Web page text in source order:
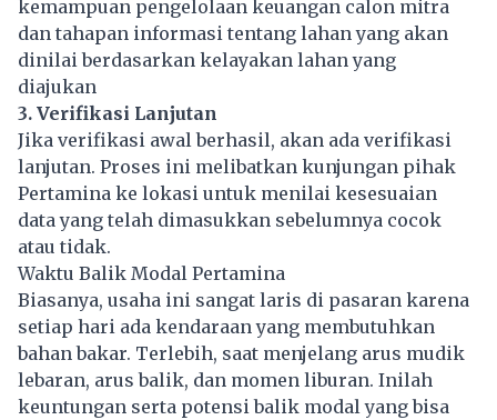
kemampuan pengelolaan keuangan calon mitra
dan tahapan informasi tentang lahan yang akan
dinilai berdasarkan kelayakan lahan yang
diajukan
3. Verifikasi Lanjutan
Jika verifikasi awal berhasil, akan ada verifikasi
lanjutan. Proses ini melibatkan kunjungan pihak
Pertamina ke lokasi untuk menilai kesesuaian
data yang telah dimasukkan sebelumnya cocok
atau tidak.
Waktu Balik Modal Pertamina
Biasanya, usaha ini sangat laris di pasaran karena
setiap hari ada kendaraan yang membutuhkan
bahan bakar. Terlebih, saat menjelang arus mudik
lebaran, arus balik, dan momen liburan. Inilah
keuntungan serta potensi balik modal yang bisa